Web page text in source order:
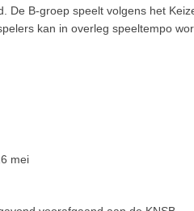
De B-groep speelt volgens het
kan in overleg speeltempo
mei